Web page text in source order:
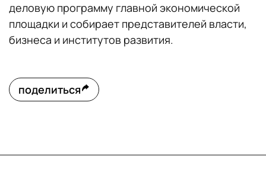
деловую программу главной экономической
площадки и собирает представителей власти,
бизнеса и институтов развития.
поделиться